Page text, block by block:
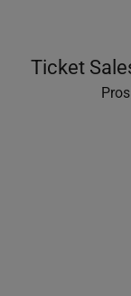
Ticket